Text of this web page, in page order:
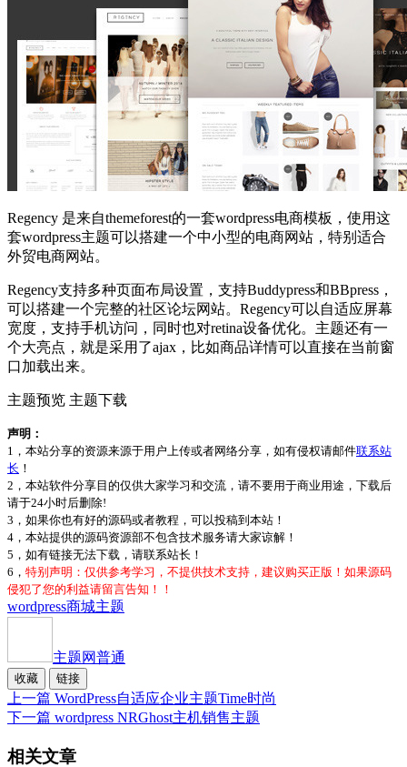
Regency 是来自themeforest的一套wordpress电商模板，使用这
套wordpress主题可以搭建一个中小型的电商网站，特别适合
外贸电商网站。
Regency支持多种页面布局设置，支持Buddypress和BBpress，
可以搭建一个完整的社区论坛网站。Regency可以 自适应屏幕
宽度，支持手机访问，同时也对retina设备优化。主题还有一
个大亮点，就是采用了ajax，比如商品详情可以直接在当前窗
口加载出来。
主题预览 主题下载
声明：
1，本站分享的资源来源于用户上传或者网络分享，如有侵权请邮件联系站
长 ！
2，本站软件分享目的仅供大家学习和交流，请不要用于商业用途，下载后
请于24小时后删除!
3，如果你也有好的源码或者教程，可以投稿到本站！
4，本站提供的源码资源部不包含技术服务请大家谅解！
5，如有链接无法下载，请联系站长！
6， 特别声明：仅供参考学习，不提供技术支持，建议购买正版！如果源码
侵犯了您的利益请留言告知！！
wordpress商城主题
主题网普通
收藏 链接
上一篇 WordPress自适应企业主题Time时尚
下一篇 wordpress NRGhost主机销售主题
相关文章